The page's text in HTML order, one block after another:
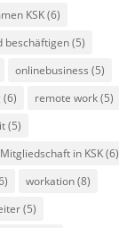
KSK(6)
beschäftigen(5)
onlinebusiness (5)
(6) remote work(5)
(5)
in KSK(6)
workation(8)
(5)